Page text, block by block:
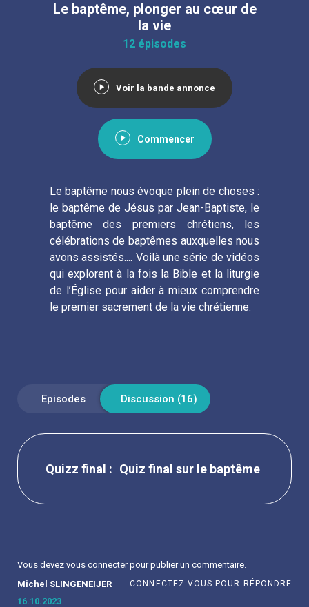
Le baptême, plonger au cœur de
la vie
12 épisodes
Le baptême nous évoque plein de choses :
le baptême de Jésus par Jean-Baptiste, le
baptême des premiers chrétiens, les
célébrations de baptêmes auxquelles nous
avons assistés.... Voilà une série de vidéos
qui explorent à la fois la Bible et la liturgie
de l’Église pour aider à mieux comprendre
le premier sacrement de la vie chrétienne.
Voir la bande annonce
Commencer
Quiz final sur le baptême
Vous devez vous connecterpour publier un commentaire.
Michel SLINGENEIJER
16.10.2023
CONNECTEZ-VOUS POUR RÉPONDRE